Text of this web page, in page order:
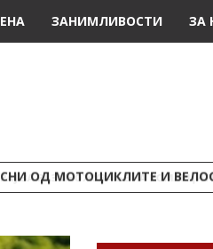
ЗАНИМЛИВОСТИ ЗА
ОД МОТОЦИКЛИТЕ И